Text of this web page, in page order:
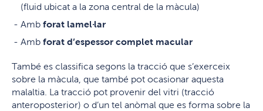
(fluid ubicat a la zona central de la màcula)
Amb forat lamel·lar
Amb forat d’espessor complet macular
També es classifica segons la tracció que s’exerceix
sobre la màcula, que també pot ocasionar aquesta
malaltia. La tracció pot provenir del vitri (tracció
anteroposterior) o d’un tel anòmal que es forma sobre la